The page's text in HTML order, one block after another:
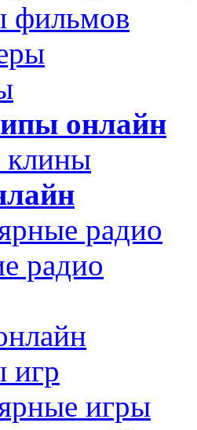
фильмов
онлайн
радио
радио
игр
игры